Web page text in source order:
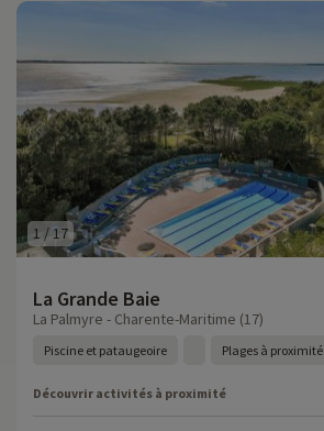
1 /17
La Grande Baie
La Palmyre - Charente-Maritime (17)
Piscine et pataugeoire Plages à proximité
Découvrir activités à proximité